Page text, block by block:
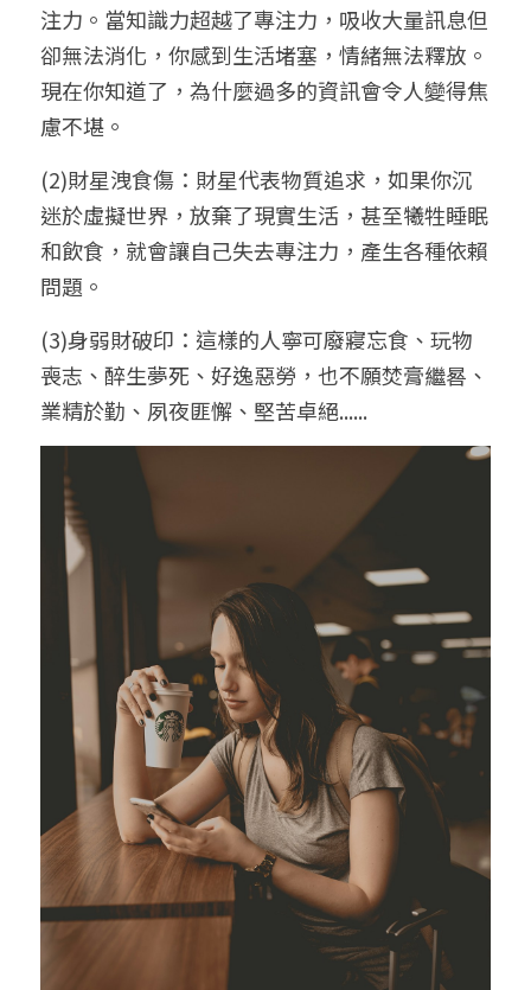
注力。當知識力超越了專注力，吸收大量訊息但
卻無法消化，你感到生活堵塞，情緒無法釋放。
現在你知道了，為什麼過多的資訊會令人變得焦
慮不堪。
(2)財星洩食傷：財星代表物質追求，如果你沉
迷於虛擬世界，放棄了現實生活，甚至犧牲睡眠
和飲食，就會讓自己失去專注力，產生各種依賴
問題。
(3)身弱財破印：這樣的人寧可廢寢忘食、玩物
喪志、醉生夢死、好逸惡勞，也不願焚膏繼晷、
業精於勤、夙夜匪懈、堅苦卓絕......